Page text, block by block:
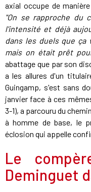
axial occupe de
"On se rapproche du
l'intensité et déjà
dans les duels que ça
mais on était prêt
abattage que par son
a les allures d'un
Guingamp, s'est sans
janvier face à ces
3-1), a parcouru du
à homme de base, le
éclosion qui appelle
Le
Deminguet